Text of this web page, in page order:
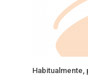
Habitualmente,